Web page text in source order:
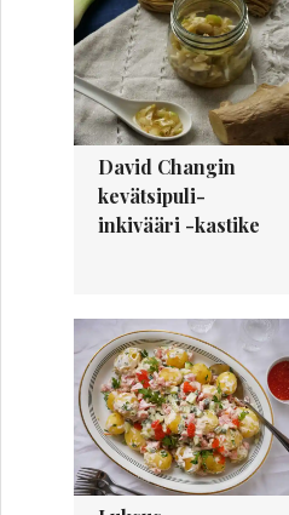
David Changin
kevätsipuli-
inkivääri -kastike